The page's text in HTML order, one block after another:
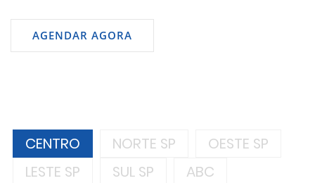
AGENDAR AGORA
CENTRO NORTE SP
OESTE SP
LESTE SP
SUL SP ABC